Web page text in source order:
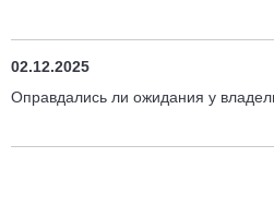
02.12.2025
Оправдались ли ожидания у